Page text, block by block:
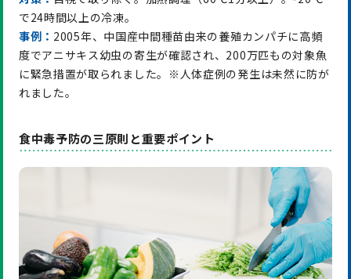
で24時間以上の冷凍。
事例： 2005年、中国産中間種苗由来の養殖カンパチに高頻
度でアニサキス幼虫の寄生が確認され、200万匹もの対象魚
に緊急措置が取られました。※人体症例の発生は未然に防が
れました。
食中毒予防の三原則と重要ポイント